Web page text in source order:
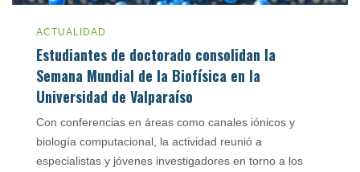
ACTUALIDAD
Estudiantes de doctorado consolidan la
Semana Mundial de la Biofísica en la
Universidad de Valparaíso
Con conferencias en áreas como canales iónicos y
biología computacional, la actividad reunió a
especialistas y jóvenes investigadores en torno a los